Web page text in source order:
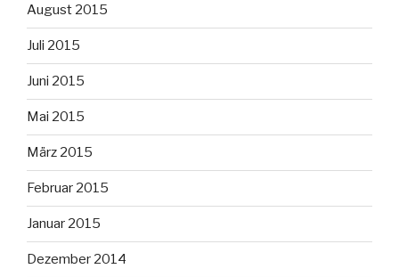
August 2015
Juli 2015
Juni 2015
Mai 2015
März 2015
Februar 2015
Januar 2015
Dezember 2014